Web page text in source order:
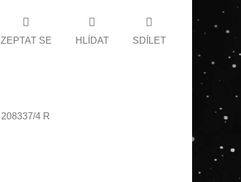
ZEPTAT SE HLÍDAT SDÍLET
208337/4 R